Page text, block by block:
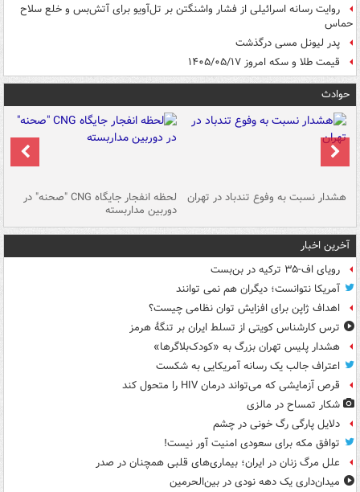
روایت رسانه اسرائیلی از فشار واشنگتن بر تل‌آویو برای آتش‌بس و خلع سلاح
حماس
پدر لیونل مسی درگذشت
قیمت طلا و سکه امروز ۱۴۰۵/۰۵/۱۷
حوادث
هشدار نسبت به وفوع تندباد در تهران لحظه انفجار جایگاه CNG "صحنه" در
دوربین مداربسته
آخرین اخبار
رویای اف-۳۵ ترکیه در بن‌بست
آمریکا نتوانست؛ دیگران هم نمی توانند
اهداف ژاپن برای افزایش توان نظامی چیست؟
ترس کارشناس کویتی از تسلط ایران بر تنگۀ هرمز
هشدار پلیس تهران بزرگ به «کودک‌بلاگرها»
اعتراف جالب یک رسانه آمریکایی به شکست
قرص آزمایشی که می‌تواند درمان HIV را متحول کند
شکار تمساح در مالزی
دلایل پارگی رگ خونی در چشم
توافق مکه برای سعودی امنیت آور نیست!
علل مرگ زنان در ایران؛ بیماری‌های قلبی همچنان در صدر
میدان‌داری یک دهه نودی در بین‌الحرمین